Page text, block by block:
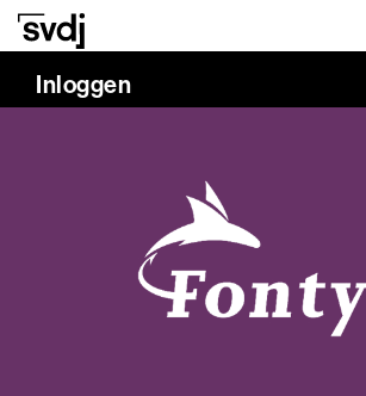
Naar hoofdinhoud
Inloggen